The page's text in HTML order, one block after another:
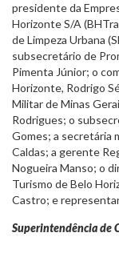
presidente da
Horizonte S/A
de Limpeza Urbana
subsecretário de
Pimenta Júnior; o
Horizonte, Rodrigo
Militar de Minas
Rodrigues; o
Gomes; a secretária
Caldas; a gerente
Nogueira Manso; o
Turismo de Belo
Castro; e
Superintendência de